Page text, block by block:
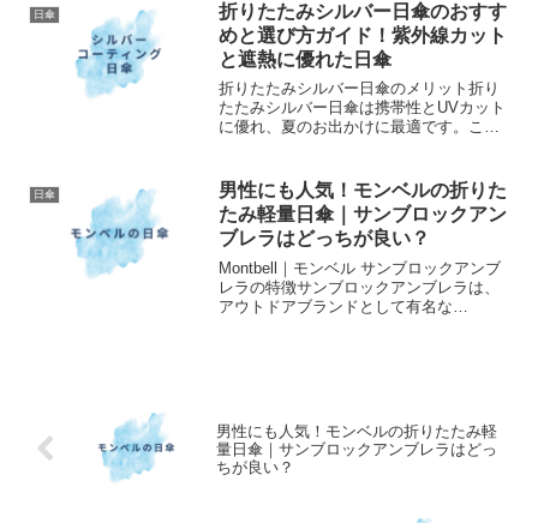
特に折りたたみタイプの日傘は、持ち運
びが便利で、外出中に必要...
日傘
折りたたみシルバー日傘のおすす
めと選び方ガイド！紫外線カット
と遮熱に優れた日傘
折りたたみシルバー日傘のメリット折り
たたみシルバー日傘は携帯性とUVカット
に優れ、夏のお出かけに最適です。この
みます。持ち運びやすさと収納性折りた
たみシルバー日傘は、コ...
日傘
男性にも人気！モンベルの折りた
たみ軽量日傘｜サンブロックアン
ブレラはどっちが良い？
Montbell｜モンベル サンブロックアンブ
レラの特徴サンブロックアンブレラは、
アウトドアブランドとして有名な
男性にも人気！モンベルの折りたたみ軽
量日傘｜サンブロックアンブレラはどっ
ちが良い？